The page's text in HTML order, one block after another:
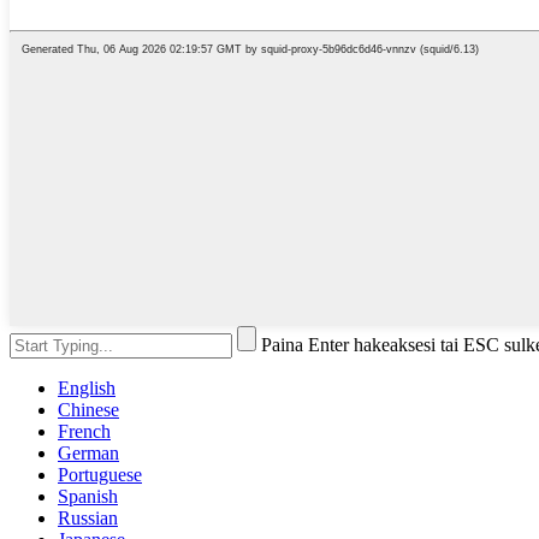
Paina Enter hakeaksesi tai ESC
English
Chinese
French
German
Portuguese
Spanish
Russian